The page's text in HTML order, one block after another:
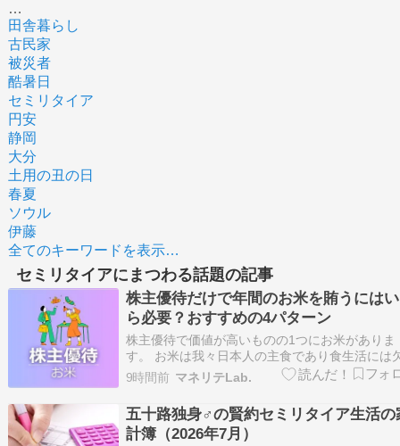
…
田舎暮らし
古民家
被災者
酷暑日
セミリタイア
円安
静岡
大分
土用の丑の日
春夏
ソウル
伊藤
全てのキーワードを表示…
セミリタイアにまつわる話題の記事
株主優待だけで年間のお米を賄うには
ら必要？おすすめの4パターン
株主優待で価値が高いものの1つにお米がありま
す。 お米は我々日本人の主食であり食生活には
せないものとなっています。 今回とある企画で
主優待だけでお米を賄うにはいくら必要か調べ
会があったのでこの記事でシェアしようと思いま
す。 この記事で分かること ・株主優待だけで年
間…
9時間前 マネリテLab.
五十路独身♂の賢約セミリタイア生活の
計簿（2026年7月）